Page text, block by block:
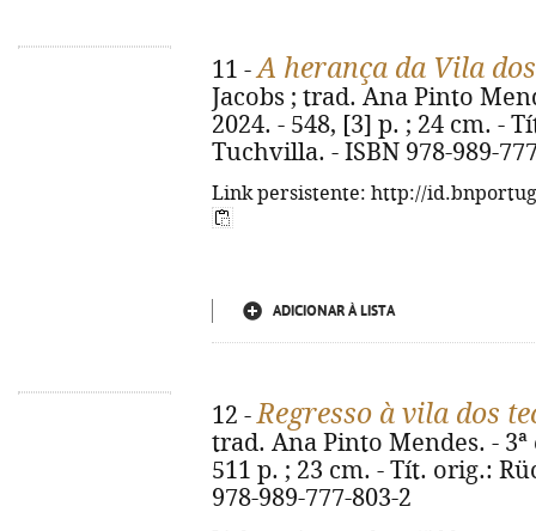
11 -A herança da Vila
Jacobs ; trad. Ana Pinto
2024. - 548, [3] p. ; 24 cm. -
Tuchvilla. - ISBN 978-989-
Link persistente: http://
ADICIONAR À LISTA
12 -Regresso à vila dos
trad. Ana Pinto Mendes. - 3ª
511 p. ; 23 cm. - Tít. orig.:
978-989-777-803-2